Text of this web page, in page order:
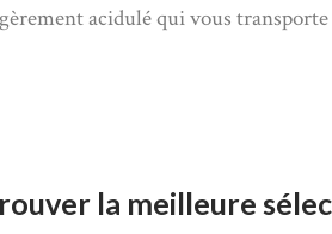
acidulé qui vous
la meilleure